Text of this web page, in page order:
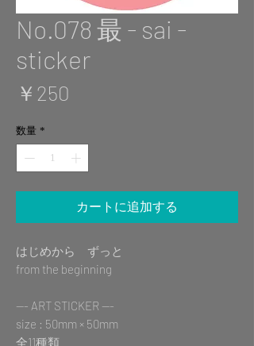
No.078 最 - sai -
sticker
￥250
数量 *
カートに追加する
はじめから ずっと
from the beginning
--- ART STICKER ---
size : 50mm × 50mm
全11種類